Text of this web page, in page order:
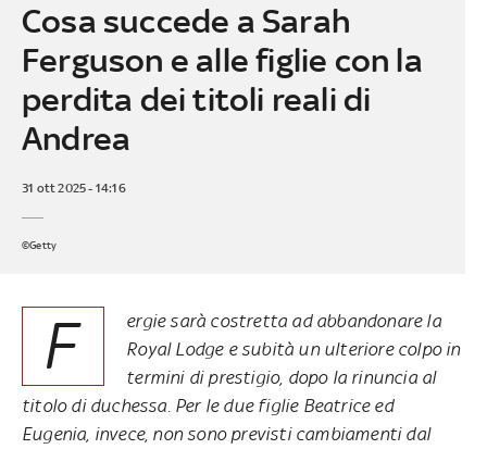
Cosa succede a Sarah
Ferguson e alle figlie con la
perdita dei titoli reali di
Andrea
31 ott 2025 - 14:16
©Getty
F
ergie sarà costretta ad abbandonare la
Royal Lodge e subità un ulteriore colpo in
termini di prestigio, dopo la rinuncia al
titolo di duchessa. Per le due figlie Beatrice ed
Eugenia, invece, non sono previsti cambiamenti dal